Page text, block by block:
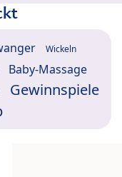
Wickeln
Baby-Massage
Gewinnspiele